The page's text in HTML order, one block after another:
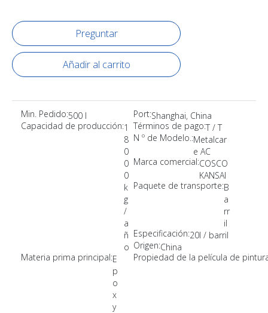
Preguntar
Añadir al carrito
Min. Pedido:500 l Port:Shanghai, China
Capacidad de producción:1
8
0
0
0
k
g
/
a
ñ
o
Términos de pago:T / T
N º de Modelo.:Metalcar
e AC
Marca comercial:COSCO
KANSAI
Paquete de transporte:B
a
rr
il
Especificación:20l / barril
Origen:China
Materia prima principal:E
p
o
x
y
Propiedad de la película de